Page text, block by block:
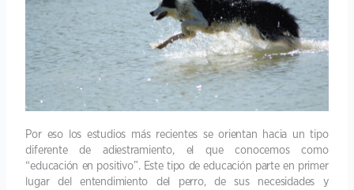
Por eso los estudios más recientes se orientan hacia un tipo
diferente de adiestramiento, el que conocemos como
“educación en positivo”. Este tipo de educación parte en primer
lugar del entendimiento del perro, de sus necesidades y